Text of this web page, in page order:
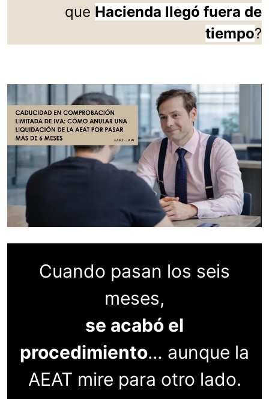
que Hacienda llegó fuera de
tiempo?
Cuando pasan los seis
meses,
se acabó el
procedimiento… aunque la
AEAT mire para otro lado.